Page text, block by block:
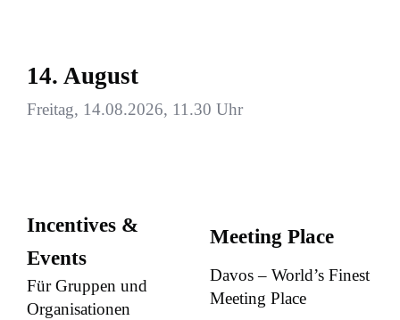
14. August
Freitag, 14.08.2026, 11.30 Uhr
Incentives &
Events
Für Gruppen und
Organisationen
Meeting Place
Davos – World’s Finest
Meeting Place